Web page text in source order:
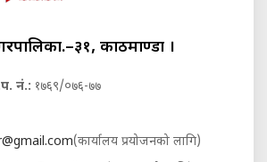
काठमाण्डौं ।
नं.: १७६९/०७६-७७
(कार्यालय प्रयोजनको लागि)